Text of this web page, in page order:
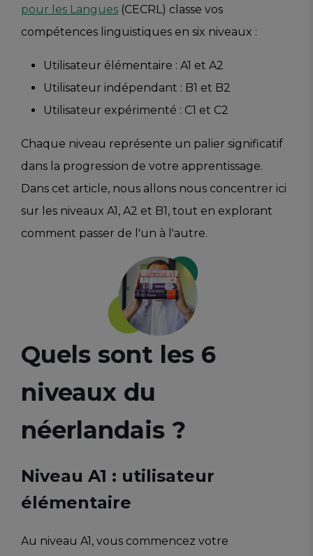
pour les Langues (CECRL) classe vos
compétences linguistiques en six niveaux :
Utilisateur élémentaire : A1 et A2
Utilisateur indépendant : B1 et B2
Utilisateur expérimenté : C1 et C2
Chaque niveau représente un palier significatif
dans la progression de votre apprentissage.
Dans cet article, nous allons nous concentrer ici
sur les niveaux A1, A2 et B1, tout en explorant
comment passer de l'un à l'autre.
Quels sont les 6
niveaux du
néerlandais ?
Niveau A1 : utilisateur
élémentaire
Au niveau A1, vous commencez votre